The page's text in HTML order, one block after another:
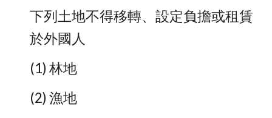
下列土地不得移轉、設定負擔或租賃
於外國人
(1) 林地
(2) 漁地